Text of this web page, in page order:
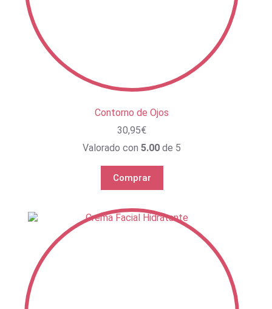
Contorno de Ojos
30,95€
Valorado con5.00 de 5
Comprar